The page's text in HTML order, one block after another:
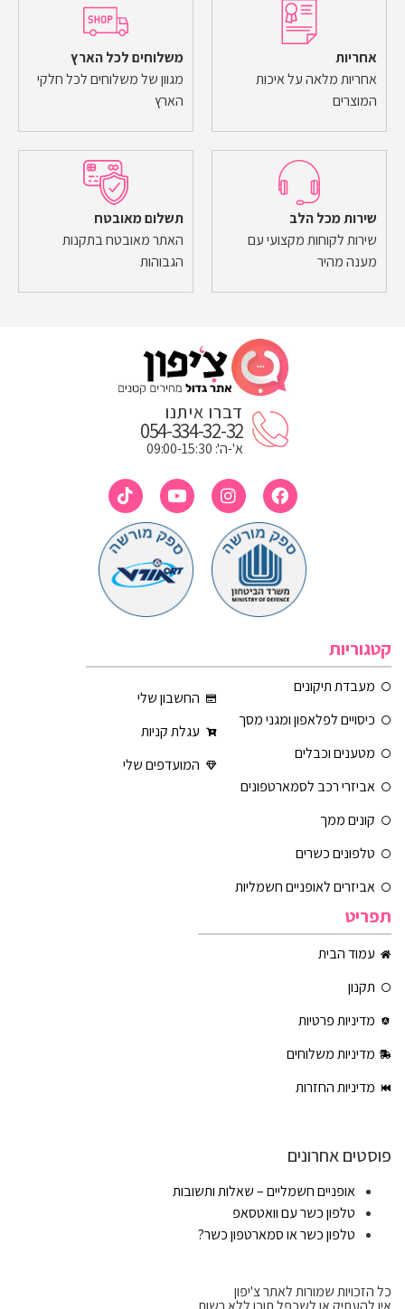
אחריות
אחריות מלאה על איכות
המוצרים
משלוחים לכל הארץ
מגוון של משלוחים לכל חלקי
הארץ
שירות מכל הלב
שירות לקוחות מקצועי עם
מענה מהיר
תשלום מאובטח
האתר מאובטח בתקנות
הגבוהות
דברו איתנו
054-334-32-32
א'-ה': 09:00-15:30
קטגוריות
מעבדת תיקונים
כיסויים לפלאפון ומגני מסך
מטענים וכבלים
אביזרי רכב לסמארטפונים
קונים ממך
טלפונים כשרים
אביזרים לאופניים חשמליות
החשבון שלי
עגלת קניות
המועדפים שלי
תפריט
עמוד הבית
תקנון
מדיניות פרטיות
מדיניות משלוחים
מדיניות החזרות
פוסטים אחרונים
אופניים חשמליים – שאלות ותשובות
טלפון כשר עם וואטסאפ
טלפון כשר או סמארטפון כשר?
כל הזכויות שמורות לאתר צ'יפון